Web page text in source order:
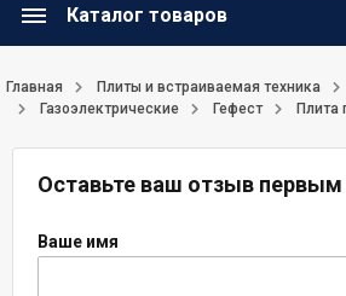
Каталог товаров
Главная Плиты и встраиваемая техника
Газоэлектрические
Гефест Плита
Оставьте ваш отзыв первым
Ваше имя